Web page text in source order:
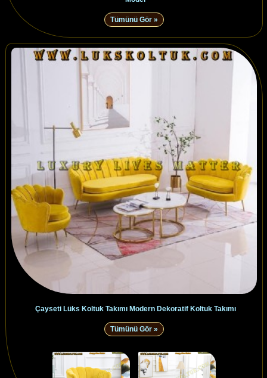
Tümünü Gör »
Çayseti Lüks Koltuk Takımı Modern Dekoratif Koltuk Takımı
Tümünü Gör »